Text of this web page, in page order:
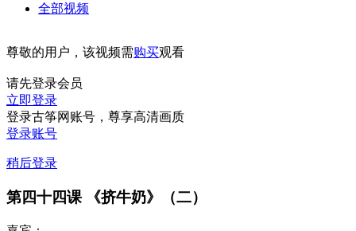
全部视频
尊敬的用户，该视频需购买观看
请先登录会员
立即登录
登录古筝网账号，尊享高清画质
登录账号
稍后登录
第四十四课 《挤牛奶》（二）